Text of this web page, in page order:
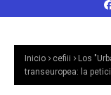
Inicio cefiii
Los
transeuropea: la